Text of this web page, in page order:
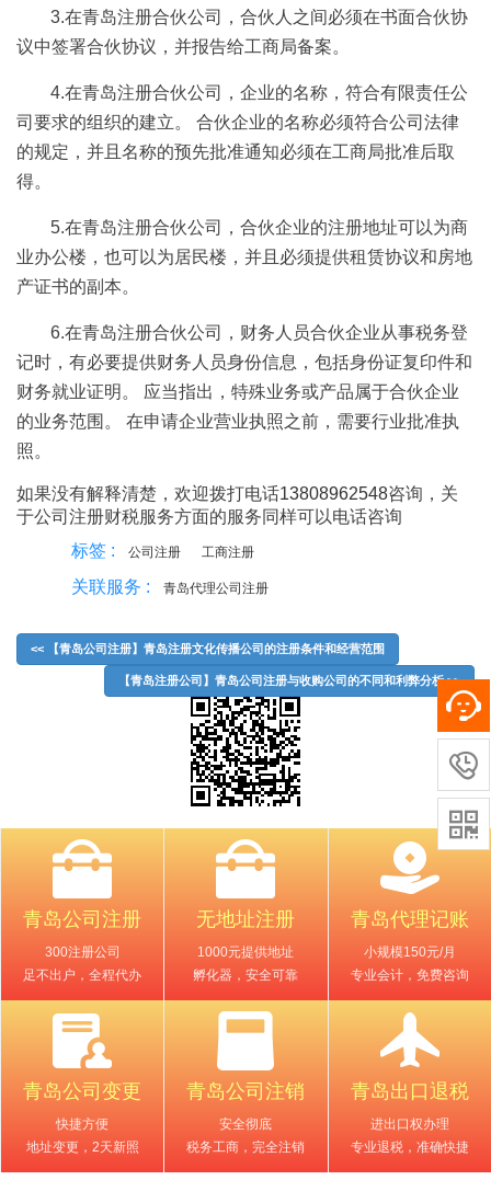
3.在青岛注册合伙公司，合伙人之间必须在书面合伙协
议中签署合伙协议，并报告给工商局备案。
4.在青岛注册合伙公司，企业的名称，符合有限责任公
司要求的组织的建立。 合伙企业的名称必须符合公司法律
的规定，并且名称的预先批准通知必须在工商局批准后取
得。
5.在青岛注册合伙公司，合伙企业的注册地址可以为商
业办公楼，也可以为居民楼，并且必须提供租赁协议和房地
产证书的副本。
6.在青岛注册合伙公司，财务人员合伙企业从事税务登
记时，有必要提供财务人员身份信息，包括身份证复印件和
财务就业证明。 应当指出，特殊业务或产品属于合伙企业
的业务范围。 在申请企业营业执照之前，需要行业批准执
照。
如果没有解释清楚，欢迎拨打电话13808962548咨询，关
于公司注册财税服务方面的服务同样可以电话咨询
标签 :
公司注册 工商注册
关联服务 : 青岛代理公司注册
<< 【青岛公司注册】青岛注册文化传播公司的注册条件和经营范围
【青岛注册公司】青岛公司注册与收购公司的不同和利弊分析 >>
青岛公司注册
300注册公司
足不出户，全程代办
无地址注册
1000元提供地址
孵化器，安全可靠
青岛代理记账
小规模150元/月
专业会计，免费咨询
青岛公司变更
快捷方便
地址变更，2天新照
青岛公司注销
安全彻底
税务工商，完全注销
青岛出口退税
进出口权办理
专业退税，准确快捷

